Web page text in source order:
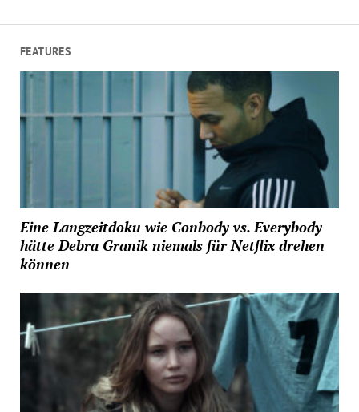
FEATURES
Eine Langzeitdoku wie Conbody vs. Everybody
hätte Debra Granik niemals für Netflix drehen
können